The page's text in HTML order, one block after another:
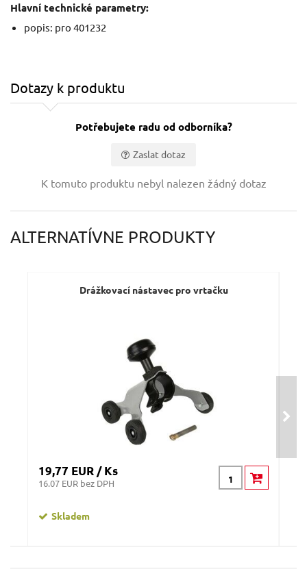
Hlavní technické parametry:
popis: pro 401232
Dotazy k produktu
Potřebujete radu od odborníka?
Zaslat dotaz
K tomuto produktu nebyl nalezen žádný dotaz
ALTERNATÍVNE PRODUKTY
Drážkovací nástavec pro vrtačku
19,77 EUR / Ks
16.07 EUR bez DPH
Skladem